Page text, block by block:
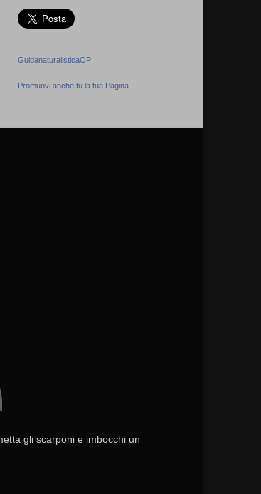
GuidanaturalisticaOP
Promuovi anche tu la tua Pagina
gli scarponi e imbocchi un